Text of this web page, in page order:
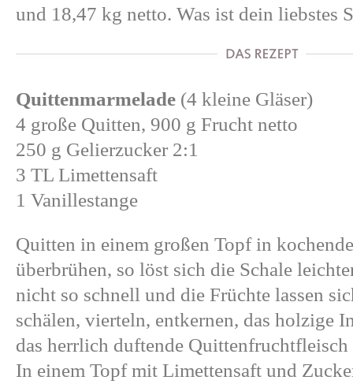
und 18,47 kg netto. Was ist dein liebstes
Quittenmarmelade (4 kleine Gläser)
4 große Quitten, 900 g Frucht netto
250 g Gelierzucker 2:1
3 TL Limettensaft
1 Vanillestange
Quitten in einem großen Topf in
überbrühen, so löst sich die Schale
nicht so schnell und die Früchte lassen
schälen, vierteln, entkernen, das holzige
das herrlich duftende
In einem Topf mit Limettensaft und